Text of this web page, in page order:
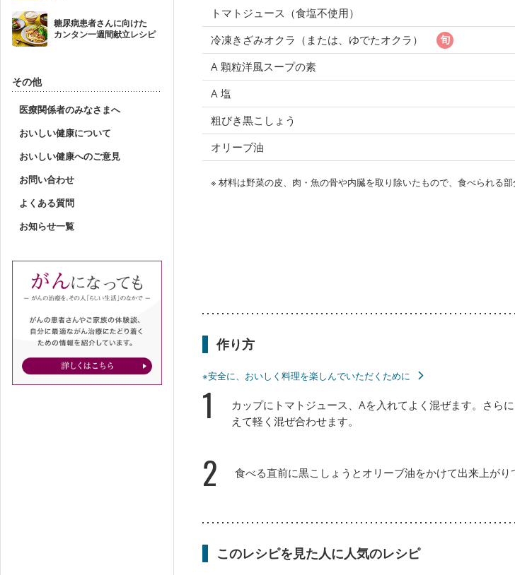
糖尿病患者さんに向けた
カンタン一週間献立レシピ
その他
医療関係者のみなさまへ
おいしい健康について
おいしい健康へのご意見
お問い合わせ
よくある質問
お知らせ一覧
トマトジュース（食塩不使用）
冷凍きざみオクラ（または、ゆでたオクラ）
A 顆粒洋風スープの素
A 塩
粗びき黒こしょう
オリーブ油
※ 材料は野菜の皮、肉・魚の骨や内臓を取り除いたもので、食べられる部
作り方
※安全に、おいしく料理を楽しんでいただくために
1
カップにトマトジュース、Aを入れてよく混ぜます。さら
えて軽く混ぜ合わせます。
2 食べる直前に黒こしょうとオリーブ油をかけて出来上がり
このレシピを見た人に人気のレシピ